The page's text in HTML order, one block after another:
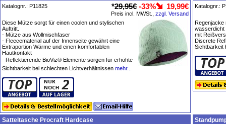
Katalognr.: P11825 *29,95€ -33% 19,99€
Preis incl. MWSt., zzgl. Versand
Diese Mütze sorgt für einen coolen und stylischen
Auftritt.
- Mütze aus Wollmischfaser
- Fleecematerial auf der Innenseite gewährt eine
Extraportion Wärme und einen komfortablen
Hautkontakt
- Reflektierende BioViz® Elemente sorgen für erhöhte
Sichtbarkeit bei schlechten Lichtverhältnissen mehr...
Katalognr.:
Regenjacke
wasserdicht
mit
Discrete
Sichtbarkeit
Satteltasche Procraft Hardcase